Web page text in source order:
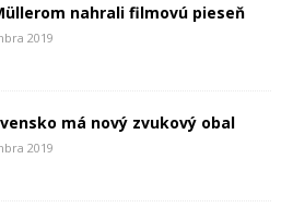
nahrali filmovú pieseň
2019
má nový zvukový obal
2019